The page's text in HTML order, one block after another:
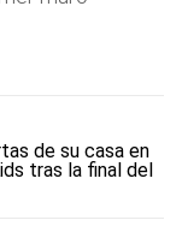
de su casa en
tras la final del